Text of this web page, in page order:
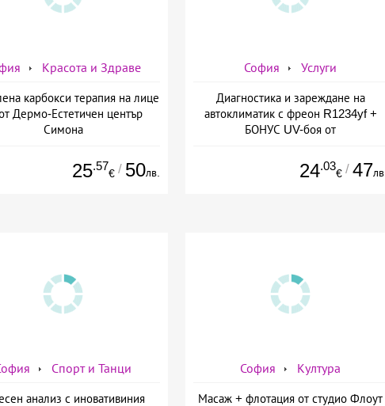
Красота и Здраве
карбокси терапия на лице
Дермо-Естетичен център
Симона
25.57
€ / 50лв.
София Услуги
Диагностика и зареждане на
автоклиматик с фреон R1234yf +
БОНУС UV-боя от
AutoClimaMASTER в Люлин
24.03
€ / 47лв.
Спорт и Танци
анализ с иновативиния
София Култура
Масаж + флотация от студио Флоут